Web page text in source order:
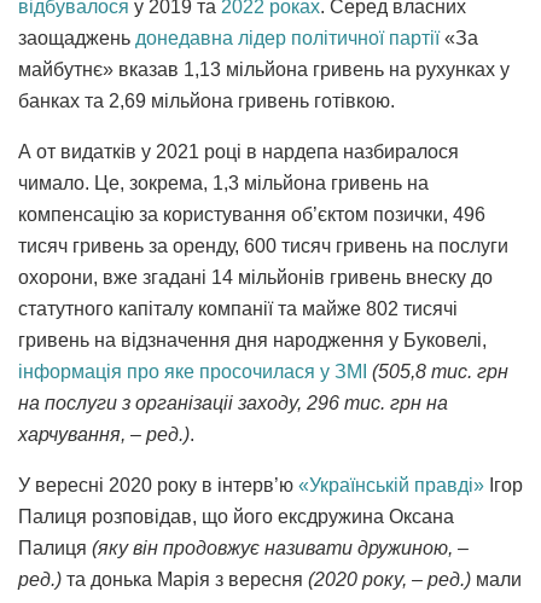
відбувалося у 2019 та 2022 роках. Серед власних
заощаджень донедавна лідер політичної партії«За
майбутнє» вказав 1,13 мільйона гривень на рухунках у
банках та 2,69 мільйона гривень готівкою.
А от видатків у 2021 році в нардепа назбиралося
чимало. Це, зокрема, 1,3 мільйона гривень на
компенсацію за користування об’єктом позички, 496
тисяч гривень за оренду, 600 тисяч гривень на послуги
охорони, вже згадані 14 мільйонів гривень внеску до
статутного капіталу компанії та майже 802 тисячі
гривень на відзначення дня народження у Буковелі,
інформація про яке просочилася у ЗМІ (505,8 тис. грн
на послуги з організаціі заходу, 296 тис. грн на
харчування, – ред.).
У вересні 2020 року в інтерв’ю «Українській правді» Ігор
Палиця розповідав, що його ексдружина Оксана
Палиця (яку він продовжує називати дружиною, –
ред.) та донька Марія з вересня (2020 року, – ред.) мали